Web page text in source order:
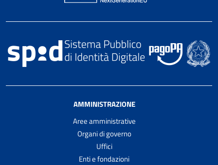
AMMINISTRAZIONE
Aree amministrative
Organi di governo
Uffici
Enti e fondazioni